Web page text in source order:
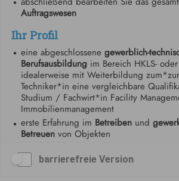
barrierefreie Version